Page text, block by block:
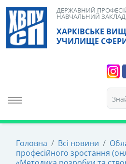
Skip
content
ХАРКІВСЬКЕ
УЧИЛИЩЕ
ДЕРЖАВНИЙ
НАВЧАЛЬНИЙ ЗАКЛАД
Toggle navigation
Головна / Всі новини /
професійного зростання